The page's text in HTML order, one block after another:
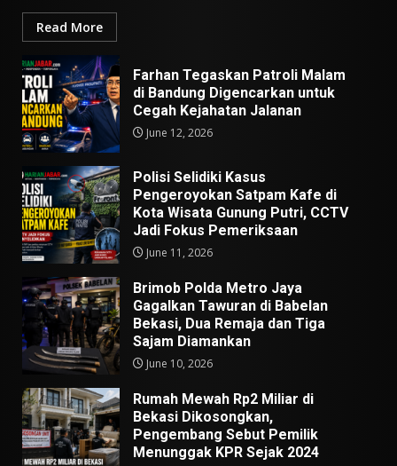
Read More
Farhan Tegaskan Patroli Malam
di Bandung Digencarkan untuk
Cegah Kejahatan Jalanan
June 12, 2026
Polisi Selidiki Kasus
Pengeroyokan Satpam Kafe di
Kota Wisata Gunung Putri, CCTV
Jadi Fokus Pemeriksaan
June 11, 2026
Brimob Polda Metro Jaya
Gagalkan Tawuran di Babelan
Bekasi, Dua Remaja dan Tiga
Sajam Diamankan
June 10, 2026
Rumah Mewah Rp2 Miliar di
Bekasi Dikosongkan,
Pengembang Sebut Pemilik
Menunggak KPR Sejak 2024